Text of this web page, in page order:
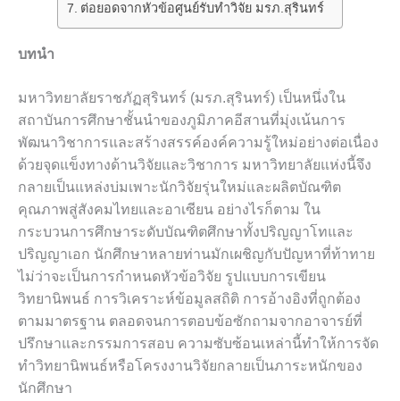
ต่อยอดจากหัวข้อศูนย์รับทำวิจัย มรภ.สุรินทร์
บทนำ
มหาวิทยาลัยราชภัฏสุรินทร์ (มรภ.สุรินทร์) เป็นหนึ่งใน
สถาบันการศึกษาชั้นนำของภูมิภาคอีสานที่มุ่งเน้นการ
พัฒนาวิชาการและสร้างสรรค์องค์ความรู้ใหม่อย่างต่อเนื่อง
ด้วยจุดแข็งทางด้านวิจัยและวิชาการ มหาวิทยาลัยแห่งนี้จึง
กลายเป็นแหล่งบ่มเพาะนักวิจัยรุ่นใหม่และผลิตบัณฑิต
คุณภาพสู่สังคมไทยและอาเซียน อย่างไรก็ตาม ใน
กระบวนการศึกษาระดับบัณฑิตศึกษาทั้งปริญญาโทและ
ปริญญาเอก นักศึกษาหลายท่านมักเผชิญกับปัญหาที่ท้าทาย
ไม่ว่าจะเป็นการกำหนดหัวข้อวิจัย รูปแบบการเขียน
วิทยานิพนธ์ การวิเคราะห์ข้อมูลสถิติ การอ้างอิงที่ถูกต้อง
ตามมาตรฐาน ตลอดจนการตอบข้อซักถามจากอาจารย์ที่
ปรึกษาและกรรมการสอบ ความซับซ้อนเหล่านี้ทำให้การจัด
ทำวิทยานิพนธ์หรือโครงงานวิจัยกลายเป็นภาระหนักของ
นักศึกษา